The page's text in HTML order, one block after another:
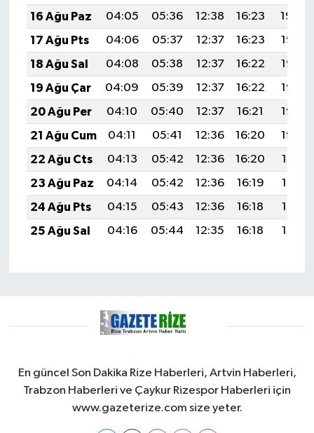
16 Ağu Paz
04:05 05:36 12:38 16:23
19:29
17 Ağu Pts
04:06 05:37 12:37 16:23
19:27
18 Ağu Sal
04:08 05:38 12:37 16:22
19:26
19 Ağu Çar
04:09 05:39 12:37 16:22
19:25
20 Ağu Per
04:10 05:40 12:37 16:21
19:23
21 Ağu Cum
04:11 05:41 12:36 16:20
19:22
22 Ağu Cts
04:13 05:42 12:36 16:20
19:21
23 Ağu Paz
04:14 05:42 12:36 16:19
19:19
24 Ağu Pts
04:15 05:43 12:36 16:18
19:18
25 Ağu Sal
04:16 05:44 12:35 16:18 19:17
En güncel Son Dakika Rize Haberleri, Artvin Haberleri,
Trabzon Haberleri ve Çaykur Rizespor Haberleri için
www.gazeterize.com size yeter.